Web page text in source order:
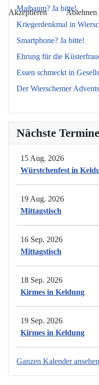
Maibaum? Ja bitte!
Kriegerdenkmal in
Smartphone? Ja bitte!
Ehrung für die
Essen schmeckt in
Der Wierschemer
Nächste Termine
15 Aug. 2026
Würstchenfest in
19 Aug. 2026
Mittagstisch
16 Sep. 2026
Mittagstisch
18 Sep. 2026
Kirmes in Keldung
19 Sep. 2026
Kirmes in Keldung
Ganzen Kalender ansehen
Akzeptieren Ablehnen